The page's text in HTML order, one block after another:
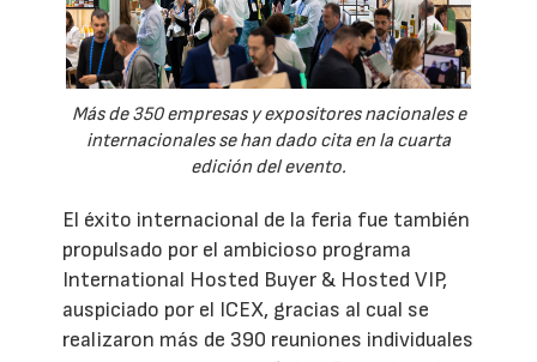
Más de 350 empresas y expositores nacionales e
internacionales se han dado cita en la cuarta
edición del evento.
El éxito internacional de la feria fue también
propulsado por el ambicioso programa
International Hosted Buyer & Hosted VIP,
auspiciado por el ICEX, gracias al cual se
realizaron más de 390 reuniones individuales